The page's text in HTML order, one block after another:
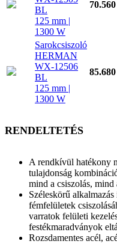
BL
125 mm |
1300 W
Sarokcsiszoló
HERMAN
WX-12506
BL
125 mm |
1300 W
RENDELTETÉS
A rendkívül hatékony
tulajdonság
mind a csiszolás,
Széleskörű
fémfelületek
varratok felületi
festékmaradványok
Rozsdamentes acél,